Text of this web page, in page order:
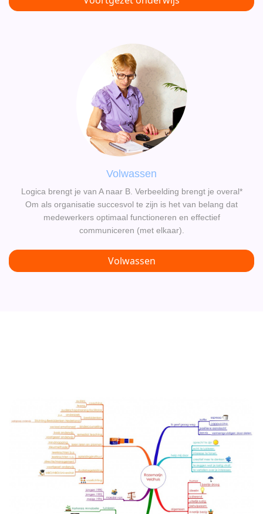
Volwassen
Logica brengt je van A naar B. Verbeelding brengt je overal*
Om als organisatie succesvol te zijn is het van belang dat
medewerkers optimaal functioneren en effectief
communiceren (met elkaar).
Volwassen